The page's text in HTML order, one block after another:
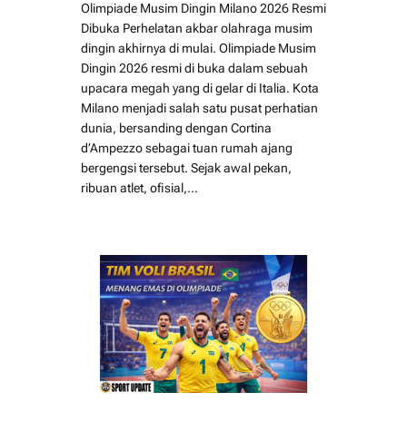
Olimpiade Musim Dingin Milano 2026 Resmi
Dibuka Perhelatan akbar olahraga musim
dingin akhirnya di mulai. Olimpiade Musim
Dingin 2026 resmi di buka dalam sebuah
upacara megah yang di gelar di Italia. Kota
Milano menjadi salah satu pusat perhatian
dunia, bersanding dengan Cortina
d’Ampezzo sebagai tuan rumah ajang
bergengsi tersebut. Sejak awal pekan,
ribuan atlet, ofisial,…